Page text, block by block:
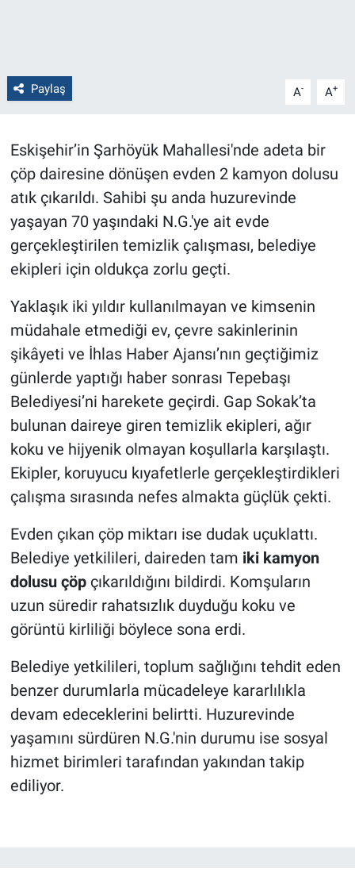
Paylaş A- A+
Eskişehir’in Şarhöyük Mahallesi'nde adeta bir
çöp dairesine dönüşen evden 2 kamyon dolusu
atık çıkarıldı. Sahibi şu anda huzurevinde
yaşayan 70 yaşındaki N.G.'ye ait evde
gerçekleştirilen temizlik çalışması, belediye
ekipleri için oldukça zorlu geçti.
Yaklaşık iki yıldır kullanılmayan ve kimsenin
müdahale etmediği ev, çevre sakinlerinin
şikâyeti ve İhlas Haber Ajansı’nın geçtiğimiz
günlerde yaptığı haber sonrası Tepebaşı
Belediyesi’ni harekete geçirdi. Gap Sokak’ta
bulunan daireye giren temizlik ekipleri, ağır
koku ve hijyenik olmayan koşullarla karşılaştı.
Ekipler, koruyucu kıyafetlerle gerçekleştirdikleri
çalışma sırasında nefes almakta güçlük çekti.
Evden çıkan çöp miktarı ise dudak uçuklattı.
Belediye yetkilileri, daireden tam iki kamyon
dolusu çöpçıkarıldığını bildirdi. Komşuların
uzun süredir rahatsızlık duyduğu koku ve
görüntü kirliliği böylece sona erdi.
Belediye yetkilileri, toplum sağlığını tehdit eden
benzer durumlarla mücadeleye kararlılıkla
devam edeceklerini belirtti. Huzurevinde
yaşamını sürdüren N.G.'nin durumu ise sosyal
hizmet birimleri tarafından yakından takip
ediliyor.
Çevre
Magazin
Bilim ve Teknoloji